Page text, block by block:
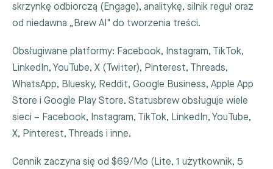
skrzynkę odbiorczą (Engage), analitykę, silnik reguł oraz
od niedawna „Brew AI" do tworzenia treści.
Obsługiwane platformy: Facebook, Instagram, TikTok,
LinkedIn, YouTube, X (Twitter), Pinterest, Threads,
WhatsApp, Bluesky, Reddit, Google Business, Apple App
Store i Google Play Store. Statusbrew obsługuje wiele
sieci – Facebook, Instagram, TikTok, LinkedIn, YouTube,
X, Pinterest, Threads i inne.
Cennik zaczyna się od $69/Mo (Lite, 1 użytkownik, 5